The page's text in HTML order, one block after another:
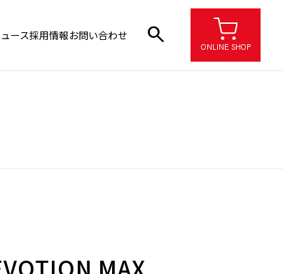
ース採用情報お問い合わせ search
ONLINE SHOP